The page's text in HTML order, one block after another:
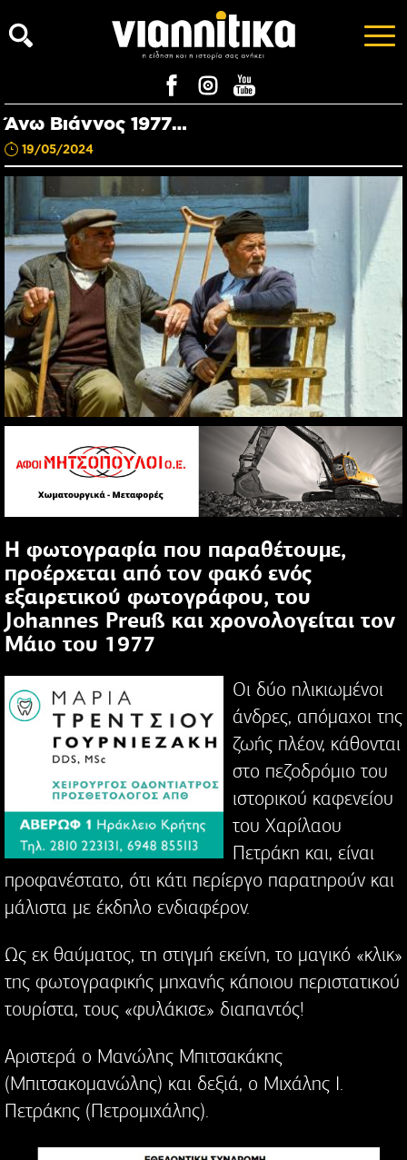
Άνω Βιάννος 1977…
19/05/2024
Η φωτογραφία που παραθέτουμε,
προέρχεται από τον φακό ενός
εξαιρετικού φωτογράφου, του
Johannes Preuß και χρονολογείται τον
Μάιο του 1977
Οι δύο ηλικιωμένοι
άνδρες, απόμαχοι της
ζωής πλέον, κάθονται
στο πεζοδρόμιο του
ιστορικού καφενείου
του Χαρίλαου
Πετράκη και, είναι
προφανέστατο, ότι κάτι περίεργο παρατηρούν και
μάλιστα με έκδηλο ενδιαφέρον.
Ως εκ θαύματος, τη στιγμή εκείνη, το μαγικό «κλικ»
της φωτογραφικής μηχανής κάποιου περιστατικού
τουρίστα, τους «φυλάκισε» διαπαντός!
Αριστερά ο Μανώλης Μπιτσακάκης
(Μπιτσακομανώλης) και δεξιά, ο Μιχάλης Ι.
Πετράκης (Πετρομιχάλης).